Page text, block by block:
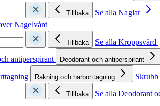
Tillbaka
Se alla Naglar
Nagelvård
Tillbaka
Se alla Kroppsvård
antiperspirant Deodorant och antiperspirant
Rakning och hårborttagning
Tillbaka
Se alla Deodorant